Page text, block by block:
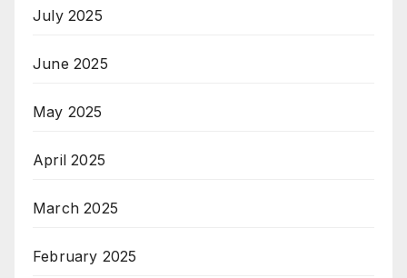
July 2025
June 2025
May 2025
April 2025
March 2025
February 2025